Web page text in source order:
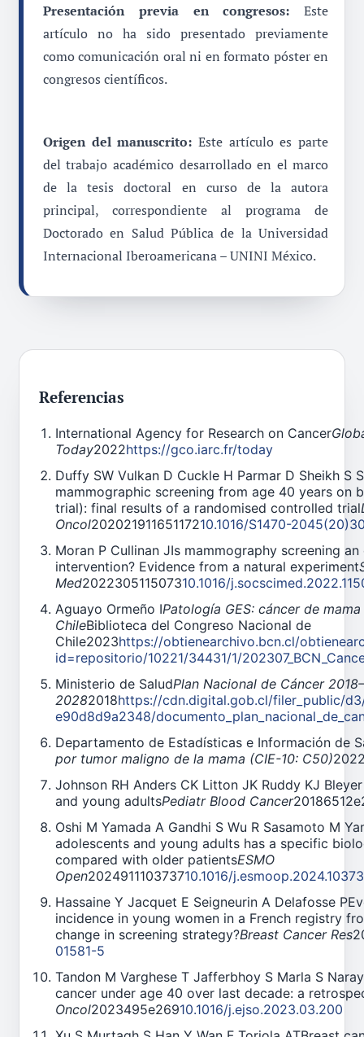
Presentación previa en congresos: Este
artículo no ha sido presentado previamente
como comunicación oral ni en formato póster en
congresos científicos.
Origen del manuscrito: Este artículo es parte
del trabajo académico desarrollado en el marco
de la tesis doctoral en curso de la autora
principal, correspondiente al programa de
Doctorado en Salud Pública de la Universidad
Internacional Iberoamericana – UNINI México.
Referencias
International Agency for Research on Cancer
Today2022https://gco.iarc.fr/today
Duffy SW Vulkan D Cuckle H Parmar D Sheikh S
mammographic screening from age 40 years on
trial): final results of a randomised controlled trial
Oncol20202191165117210.1016/S1470-
Moran P Cullinan JIs mammography screening
intervention? Evidence from a natural experiment
Med202230511507310.1016/
Aguayo Ormeño IPatología GES: cáncer de
ChileBiblioteca del Congreso Nacional de
Chile2023https://obtienearchivo.bcn.cl/
id=repositorio/10221/34431/1/
Ministerio de SaludPlan Nacional de Cáncer 2018–
20282018https://cdn.digital.gob.cl/filer_public/
e90d8d9a2348/
Departamento de Estadísticas e Información de
por tumor maligno de la mama (CIE-10: C50)
Johnson RH Anders CK Litton JK Ruddy KJ
and young adultsPediatr Blood Cancer
Oshi M Yamada A Gandhi S Wu R Sasamoto M
adolescents and young adults has a specific
compared with older patientsESMO
Open202491110373710.1016/
Hassaine Y Jacquet E Seigneurin A Delafosse
incidence in young women in a French registry
change in screening strategy?Breast Cancer Res
01581-5
Tandon M Varghese T Jafferbhoy S Marla S
cancer under age 40 over last decade: a
Oncol2023495e26910.1016/j.ejso.2023.03.200